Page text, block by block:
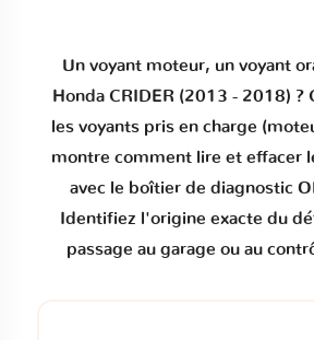
Un voyant moteur, un voyant
Honda CRIDER (2013 - 2018) ?
les voyants pris en charge
montre comment lire et effacer
avec le boîtier de diagnostic
Identifiez l'origine exacte du
passage au garage ou au